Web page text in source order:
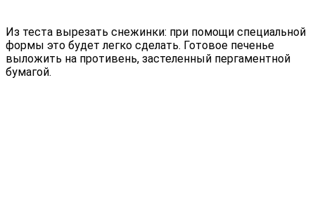
Из теста вырезать снежинки: при помощи специальной
формы это будет легко сделать. Готовое печенье
выложить на противень, застеленный пергаментной
бумагой.